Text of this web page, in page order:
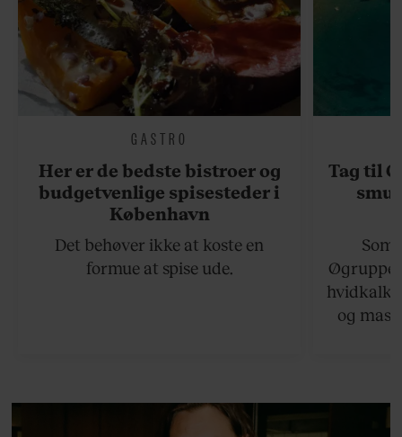
GASTRO
Her er de bedste bistroer og
budgetvenlige spisesteder i
København
Det behøver ikke at koste en
formue at spise ude.
Tag til
og